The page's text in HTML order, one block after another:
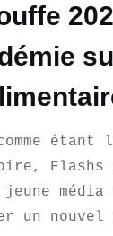
étant
Flashs
média
un nouvel